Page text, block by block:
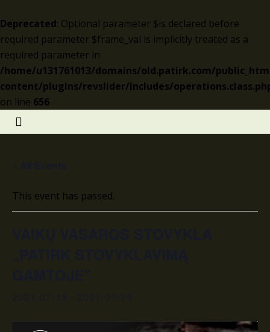
Deprecated: Optional parameter $is declared before
required parameter $frame_val is implicitly treated as a
required parameter in
/home/u131761013/domains/old.patirk.com/
content/plugins/revslider/includes/
on line 656
This event has passed.